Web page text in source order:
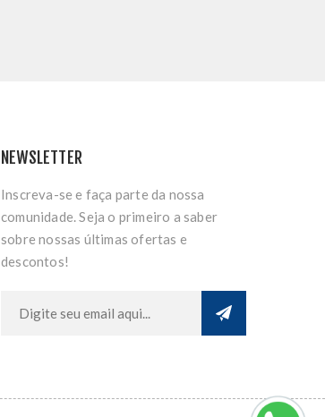
NEWSLETTER
Inscreva-se e faça parte da nossa
comunidade. Seja o primeiro a saber
sobre nossas últimas ofertas e
descontos!